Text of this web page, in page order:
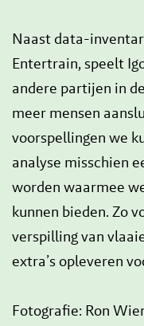
Naast data-
Entertrain, speelt
andere partijen in
meer mensen
voorspellingen we
analyse misschien
worden waarmee
kunnen bieden. Zo
verspilling van
extra’s opleveren
Fotografie: Ron